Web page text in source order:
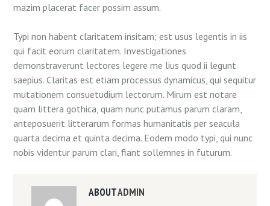
mazim placerat facer possim assum.
Typi non habent claritatem insitam; est usus legentis in iis
qui facit eorum claritatem. Investigationes
demonstraverunt lectores legere me lius quod ii legunt
saepius. Claritas est etiam processus dynamicus, qui sequitur
mutationem consuetudium lectorum. Mirum est notare
quam littera gothica, quam nunc putamus parum claram,
anteposuerit litterarum formas humanitatis per seacula
quarta decima et quinta decima. Eodem modo typi, qui nunc
nobis videntur parum clari, fiant sollemnes in futurum.
ABOUTADMIN